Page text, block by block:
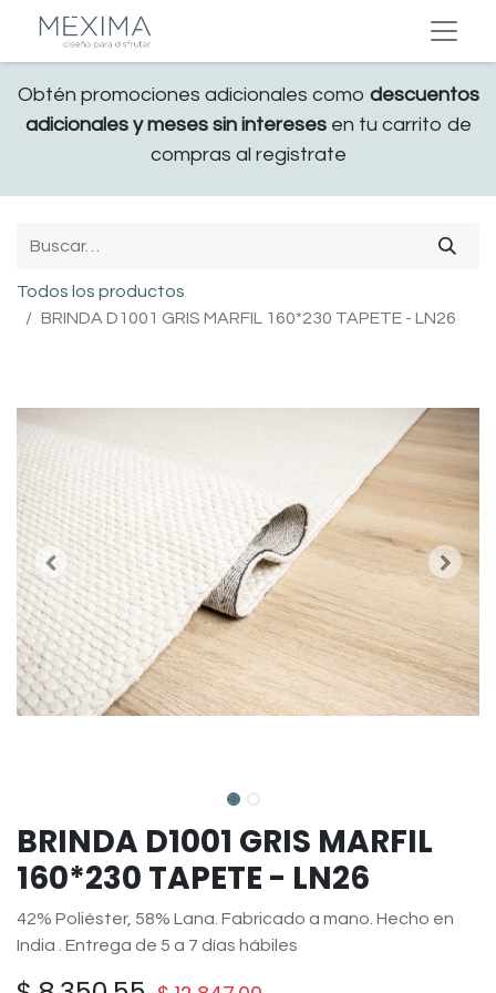
Obtén promociones adicionales como descuentos
adicionales y meses sin interesesen tu carrito de
compras al registrate
Todos los productos
BRINDA D1001 GRIS MARFIL 160*230 TAPETE - LN26
BRINDA D1001 GRIS MARFIL
160*230 TAPETE - LN26
42% Poliéster, 58% Lana. Fabricado a mano. Hecho en
India . Entrega de 5 a 7 días hábiles